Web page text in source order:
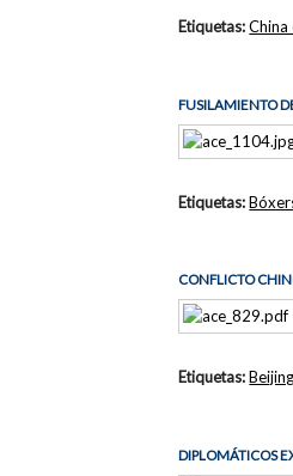
Etiquetas:China
FUSILAMIENTO
Etiquetas:
CONFLICTO
Etiquetas:
DIPLOMÁTICOS